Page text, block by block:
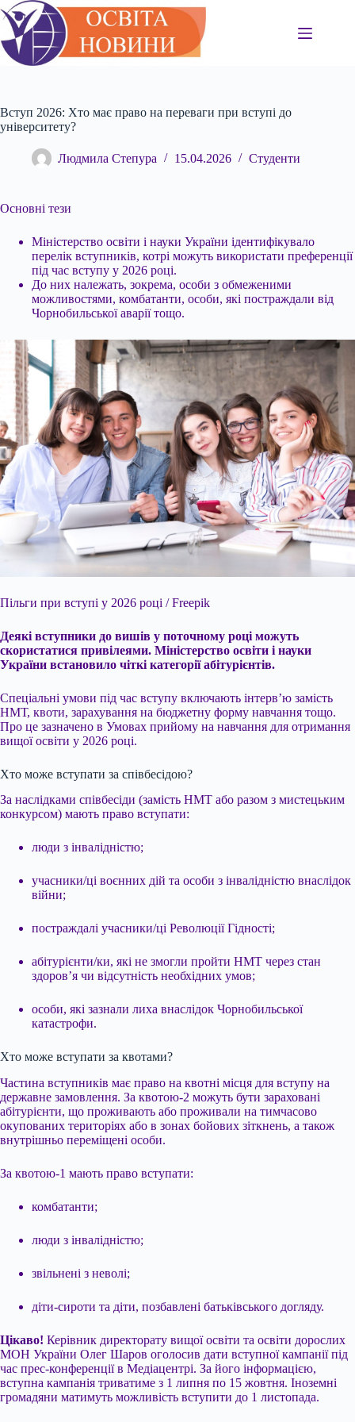
Перейти
до
вмісту
Вступ 2026: Хто має право на переваги при вступі до
університету?
Людмила Степура 15.04.2026 Студенти
Основні тези
Міністерство освіти і науки України ідентифікувало
перелік вступників, котрі можуть використати преференції
під час вступу у 2026 році.
До них належать, зокрема, особи з обмеженими
можливостями, комбатанти, особи, які постраждали від
Чорнобильської аварії тощо.
Пільги при вступі у 2026 році / Freepik
Деякі вступники до вишів у поточному році можуть
скористатися привілеями. Міністерство освіти і науки
України встановило чіткі категорії абітурієнтів.
Спеціальні умови під час вступу включають інтерв’ю замість
НМТ, квоти, зарахування на бюджетну форму навчання тощо.
Про це зазначено в Умовах прийому на навчання для отримання
вищої освіти у 2026 році.
Хто може вступати за співбесідою?
За наслідками співбесіди (замість НМТ або разом з мистецьким
конкурсом) мають право вступати:
люди з інвалідністю;
учасники/ці воєнних дій та особи з інвалідністю внаслідок
війни;
постраждалі учасники/ці Революції Гідності;
абітурієнти/ки, які не змогли пройти НМТ через стан
здоров’я чи відсутність необхідних умов;
особи, які зазнали лиха внаслідок Чорнобильської
катастрофи.
Хто може вступати за квотами?
Частина вступників має право на квотні місця для вступу на
державне замовлення. За квотою-2 можуть бути зараховані
абітурієнти, що проживають або проживали на тимчасово
окупованих територіях або в зонах бойових зіткнень, а також
внутрішньо переміщені особи.
За квотою-1 мають право вступати:
комбатанти;
люди з інвалідністю;
звільнені з неволі;
діти-сироти та діти, позбавлені батьківського догляду.
Цікаво! Керівник директорату вищої освіти та освіти дорослих
МОН України Олег Шаров оголосив дати вступної кампанії під
час прес-конференції в Медіацентрі. За його інформацією,
вступна кампанія триватиме з 1 липня по 15 жовтня. Іноземні
громадяни матимуть можливість вступити до 1 листопада.